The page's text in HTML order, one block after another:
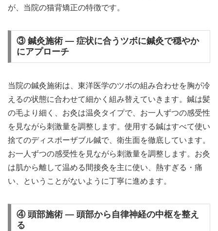
が、当院の猫背矯正の特徴です。
③ 鍼灸施術 — 症状に合うツボに鍼灸で穏やか
にアプローチ
当院の鍼灸施術は、東洋医学のツボの組み合わせを胸が冷
えるの状態に合わせて細かく組み替えていきます。鍼は髪
の毛より細く、お灸は温灸タイプで、お一人ずつの感受性
を見ながら刺激量を調整します。使用する鍼はすべて使い
捨てのディスポーザブル鍼で、衛生面を徹底しています。
お一人ずつの感受性を見ながら刺激量を調整します。お灸
は肌から離して温める間接灸を主に使い、熱すぎる・痛
い、ということがないように丁寧に進めます。
④ 頭部施術 — 頭部から自律神経の中枢を整え
る